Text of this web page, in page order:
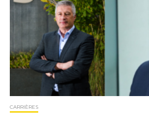
CARRIÈRES